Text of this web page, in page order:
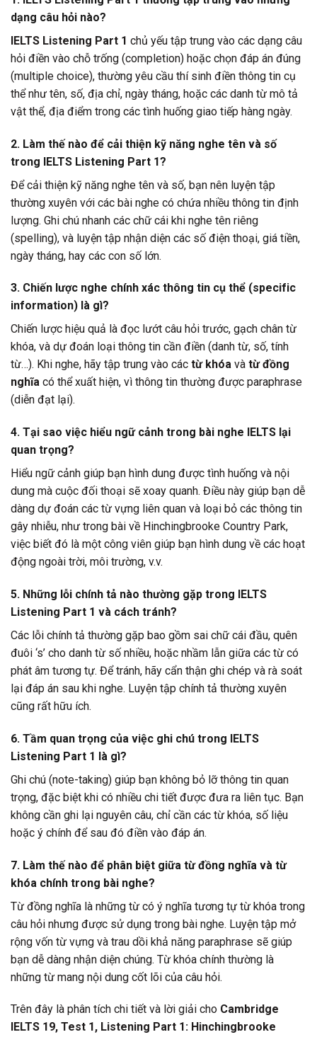
dạng câu hỏi nào?
IELTS Listening Part 1 chủ yếu tập trung vào các dạng câu
hỏi điền vào chỗ trống (completion) hoặc chọn đáp án đúng
(multiple choice), thường yêu cầu thí sinh điền thông tin cụ
thể như tên, số, địa chỉ, ngày tháng, hoặc các danh từ mô tả
vật thể, địa điểm trong các tình huống giao tiếp hàng ngày.
2. Làm thế nào để cải thiện kỹ năng nghe tên và số
trong IELTS Listening Part 1?
Để cải thiện kỹ năng nghe tên và số, bạn nên luyện tập
thường xuyên với các bài nghe có chứa nhiều thông tin định
lượng. Ghi chú nhanh các chữ cái khi nghe tên riêng
(spelling), và luyện tập nhận diện các số điện thoại, giá tiền,
ngày tháng, hay các con số lớn.
3. Chiến lược nghe chính xác thông tin cụ thể (specific
information) là gì?
Chiến lược hiệu quả là đọc lướt câu hỏi trước, gạch chân từ
khóa, và dự đoán loại thông tin cần điền (danh từ, số, tính
từ…). Khi nghe, hãy tập trung vào các từ khóa và từ đồng
nghĩa có thể xuất hiện, vì thông tin thường được paraphrase
(diễn đạt lại).
4. Tại sao việc hiểu ngữ cảnh trong bài nghe IELTS lại
quan trọng?
Hiểu ngữ cảnh giúp bạn hình dung được tình huống và nội
dung mà cuộc đối thoại sẽ xoay quanh. Điều này giúp bạn dễ
dàng dự đoán các từ vựng liên quan và loại bỏ các thông tin
gây nhiễu, như trong bài về Hinchingbrooke Country Park,
việc biết đó là một công viên giúp bạn hình dung về các hoạt
động ngoài trời, môi trường, v.v.
5. Những lỗi chính tả nào thường gặp trong IELTS
Listening Part 1 và cách tránh?
Các lỗi chính tả thường gặp bao gồm sai chữ cái đầu, quên
đuôi ‘s’ cho danh từ số nhiều, hoặc nhầm lẫn giữa các từ có
phát âm tương tự. Để tránh, hãy cẩn thận ghi chép và rà soát
lại đáp án sau khi nghe. Luyện tập chính tả thường xuyên
cũng rất hữu ích.
6. Tầm quan trọng của việc ghi chú trong IELTS
Listening Part 1 là gì?
Ghi chú (note-taking) giúp bạn không bỏ lỡ thông tin quan
trọng, đặc biệt khi có nhiều chi tiết được đưa ra liên tục. Bạn
không cần ghi lại nguyên câu, chỉ cần các từ khóa, số liệu
hoặc ý chính để sau đó điền vào đáp án.
7. Làm thế nào để phân biệt giữa từ đồng nghĩa và từ
khóa chính trong bài nghe?
Từ đồng nghĩa là những từ có ý nghĩa tương tự từ khóa trong
câu hỏi nhưng được sử dụng trong bài nghe. Luyện tập mở
rộng vốn từ vựng và trau dồi khả năng paraphrase sẽ giúp
bạn dễ dàng nhận diện chúng. Từ khóa chính thường là
những từ mang nội dung cốt lõi của câu hỏi.
Trên đây là phân tích chi tiết và lời giải cho Cambridge
IELTS 19, Test 1, Listening Part 1: Hinchingbrooke